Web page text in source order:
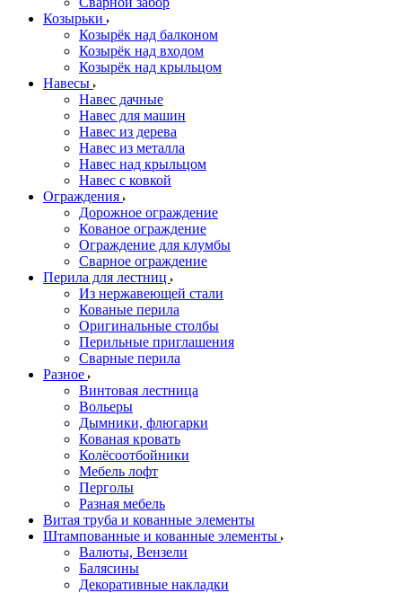
Козырьки
Козырёк над балконом
Козырёк над входом
Козырёк над крыльцом
Навесы
Навес дачные
Навес для машин
Навес из дерева
Навес из металла
Навес над крыльцом
Навес с ковкой
Ограждения
Дорожное ограждение
Кованое ограждение
Ограждение для клумбы
Сварное ограждение
Перила для лестниц
Из нержавеющей стали
Кованые перила
Оригинальные столбы
Перильные приглашения
Сварные перила
Разное
Винтовая лестница
Вольеры
Дымники, флюгарки
Кованая кровать
Колёсоотбойники
Мебель лофт
Перголы
Разная мебель
Витая труба и кованные элементы
Штампованные и кованные элементы
Валюты, Вензели
Балясины
Декоративные накладки